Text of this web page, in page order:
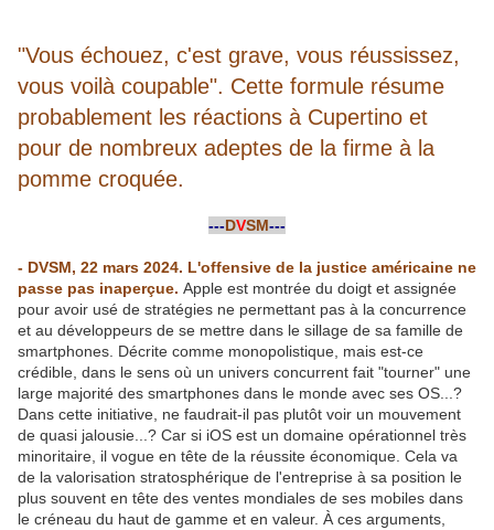
"Vous échouez, c'est grave, vous réussissez,
vous voilà coupable". Cette formule résume
probablement les réactions à Cupertino et
pour de nombreux adeptes de la firme à la
pomme croquée.
---DVSM---
- DVSM, 22 mars 2024. L'offensive de la justice américaine ne
passe pas inaperçue. Apple est montrée du doigt et assignée
pour avoir usé de stratégies ne permettant pas à la concurrence
et au développeurs de se mettre dans le sillage de sa famille de
smartphones. Décrite comme monopolistique, mais est-ce
crédible, dans le sens où un univers concurrent fait "tourner" une
large majorité des smartphones dans le monde avec ses OS...?
Dans cette initiative, ne faudrait-il pas plutôt voir un mouvement
de quasi jalousie...? Car si iOS est un domaine opérationnel très
minoritaire, il vogue en tête de la réussite économique. Cela va
de la valorisation stratosphérique de l'entreprise à sa position le
plus souvent en tête des ventes mondiales de ses mobiles dans
le créneau du haut de gamme et en valeur. À ces arguments,